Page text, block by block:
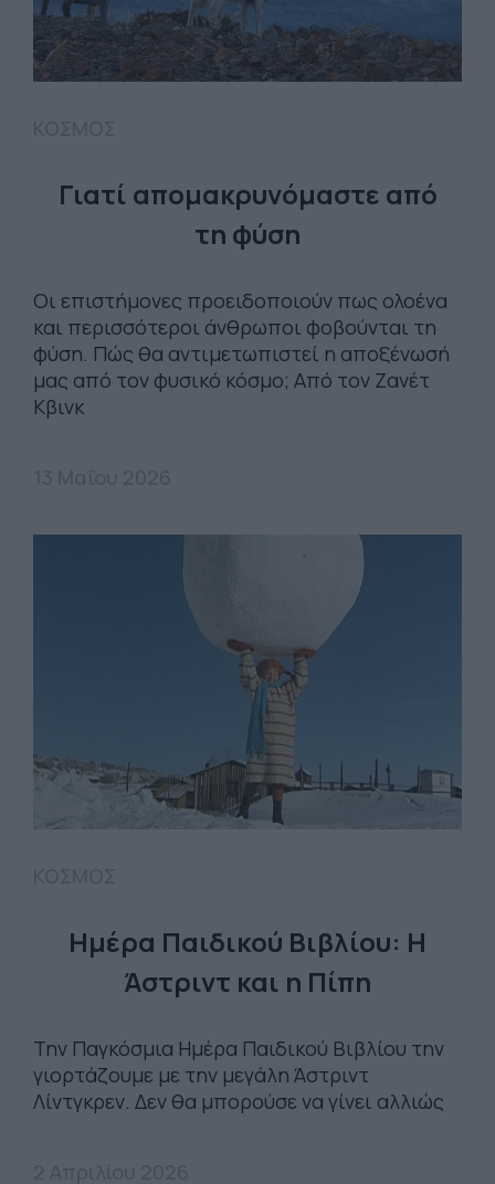
Γιατί απομακρυνόμαστε από
τη φύση
Οι επιστήμονες προειδοποιούν πως ολοένα
και περισσότεροι άνθρωποι φοβούνται τη
φύση. Πώς θα αντιμετωπιστεί η αποξένωσή
μας από τον φυσικό κόσμο; Από τον Ζανέτ
Κβινκ
Ημέρα Παιδικού Βιβλίου: Η
Άστριντ και η Πίπη
Την Παγκόσμια Ημέρα Παιδικού Βιβλίου την
γιορτάζουμε με την μεγάλη Άστριντ
Λίντγκρεν. Δεν θα μπορούσε να γίνει αλλιώς